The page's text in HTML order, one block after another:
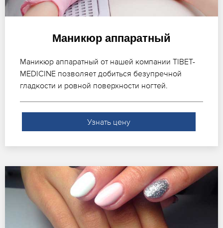
Маникюр аппаратный
Маникюр аппаратный от нашей компании TIBET-
MEDICINE позволяет добиться безупречной
гладкости и ровной поверхности ногтей.
Узнать цену